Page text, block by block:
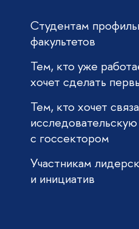
Студентам
факультетов
Тем, кто уже
хочет сделать
Тем, кто хочет
с госсектором
Участникам
и инициатив